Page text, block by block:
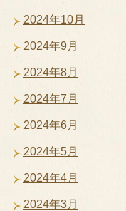
2024年10月
2024年9月
2024年8月
2024年7月
2024年6月
2024年5月
2024年4月
2024年3月